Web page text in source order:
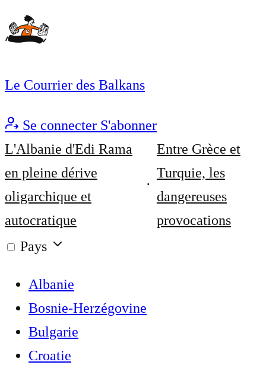
Le Courrier des Balkans
Se connecter S'abonner
L'Albanie d'Edi Rama
en pleine dérive
oligarchique et
autocratique
Entre Grèce et
Turquie, les
dangereuses
provocations
Pays
Albanie
Bosnie-Herzégovine
Bulgarie
Croatie